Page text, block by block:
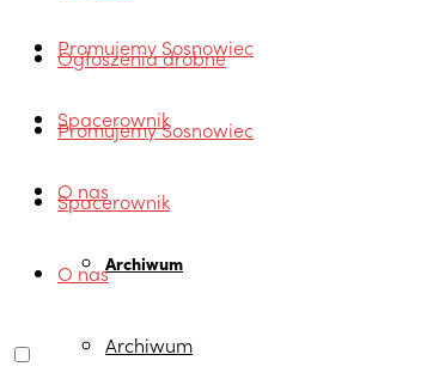
Promujemy Sosnowiec
Spacerownik
O nas
Archiwum
Ogłoszenia drobne
Promujemy Sosnowiec
Spacerownik
O nas
Archiwum